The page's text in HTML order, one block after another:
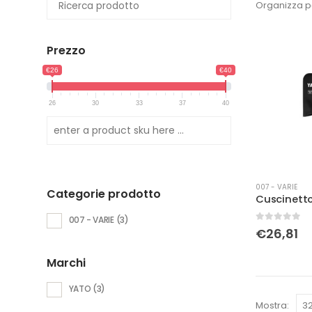
Organizza
007 - VARIE
Su 5
€26,81
Mostra:
Prezzo
€26 €40
26 30 33 37 40
Categorie prodotto
007 - VARIE (3)
Marchi
YATO (3)